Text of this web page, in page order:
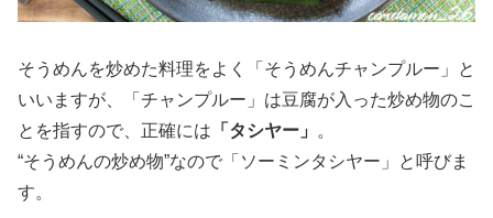
そうめんを炒めた料理をよく「そうめんチャンプルー」と
いいますが、「チャンプルー」は豆腐が入った炒め物のこ
とを指すので、正確には 「タシヤー」
。
“そうめんの炒め物”なので「ソーミンタシヤー」と呼びま
す。